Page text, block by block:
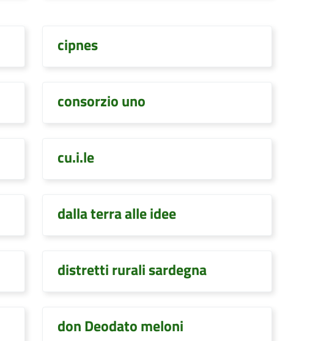
cipnes
consorzio uno
cu.i.le
dalla terra alle idee
distretti rurali sardegna
don Deodato meloni